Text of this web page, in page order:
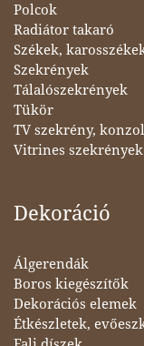
Polcok
Radiátor takaró
Székek,
Szekrények
Tálalószekrények
Tükör
TV szekrény, konzol
Vitrines szekrények
Dekoráció
Álgerendák
Boros kiegészítők
Dekorációs elemek
Étkészletek,